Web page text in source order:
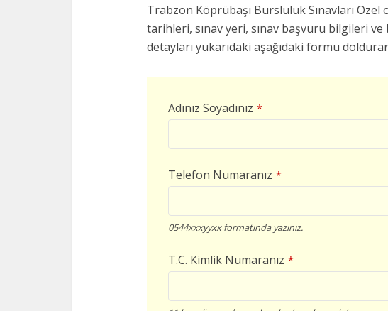
Trabzon Köprübaşı Bursluluk Sınavları
tarihleri, sınav yeri, sınav başvuru bilgileri
detayları yukarıdaki aşağıdaki formu
Adınız Soyadınız *
Telefon Numaranız *
0544xxxyyxx formatında yazınız.
T.C. Kimlik Numaranız *